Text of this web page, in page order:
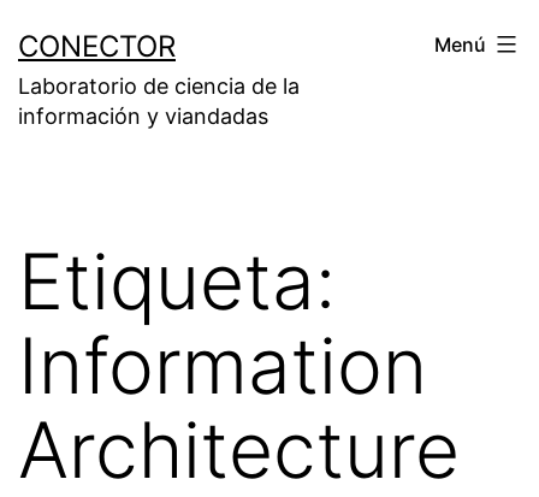
contenido
CONECTOR
Laboratorio de ciencia de la
información y viandadas
Menú
Etiqueta:
Information
Architecture